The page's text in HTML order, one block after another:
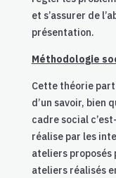
et s’assurer de
présentation.
Méthodologie
Cette théorie
d’un savoir, bien
cadre social
réalise par les
ateliers proposés
ateliers réalisés